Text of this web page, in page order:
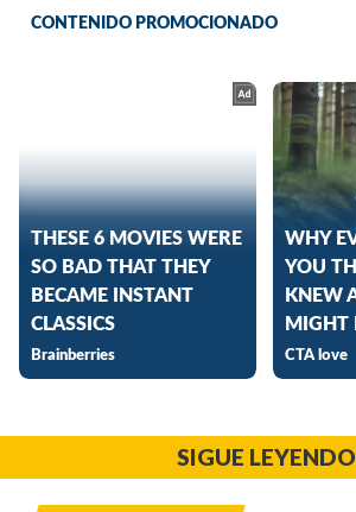
SIGUE LEYENDO